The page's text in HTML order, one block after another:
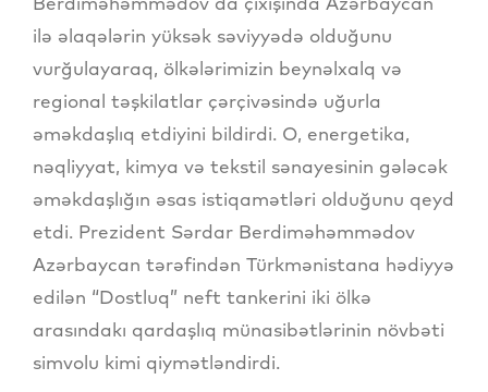
ilə əlaqələrin yüksək səviyyədə olduğunu
vurğulayaraq, ölkələrimizin beynəlxalq və
regional təşkilatlar çərçivəsində uğurla
əməkdaşlıq etdiyini bildirdi. O, energetika,
nəqliyyat, kimya və tekstil sənayesinin gələcək
əməkdaşlığın əsas istiqamətləri olduğunu qeyd
etdi. Prezident Sərdar Berdiməhəmmədov
Azərbaycan tərəfindən Türkmənistana hədiyyə
edilən “Dostluq” neft tankerini iki ölkə
arasındakı qardaşlıq münasibətlərinin növbəti
simvolu kimi qiymətləndirdi.